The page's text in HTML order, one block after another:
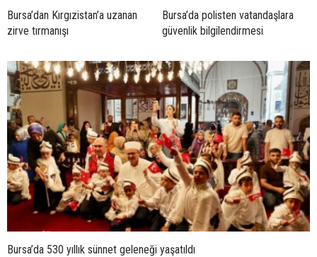
Bursa’dan Kırgızistan’a uzanan
zirve tırmanışı
Bursa’da polisten vatandaşlara
güvenlik bilgilendirmesi
Bursa’da 530 yıllık sünnet geleneği yaşatıldı